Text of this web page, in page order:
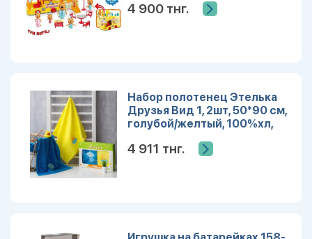
4 900 тнг.
Набор полотенец Этелька
Друзья Вид 1, 2шт, 50*90 см,
голубой/желтый, 100%хл,
4 911 тнг.